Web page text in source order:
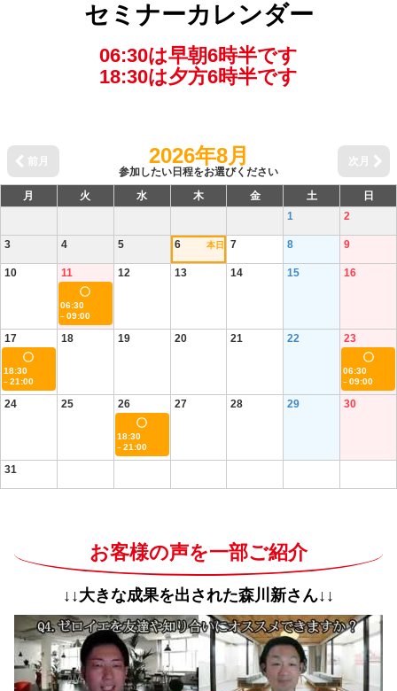
セミナーカレンダー
06:30は早朝6時半です
18:30は夕方6時半です
前月 2026年8月
参加したい日程をお選びください
次月
月 火 水 木 金 土
日
1
2
3 4 5 6 本日 7 8 9
10 11
06:30
~ 09:00
12 13 14 15 16
17
18:30
~ 21:00
18 19 20 21 22 23
06:30
~09:00
24 25 26
18:30
~ 21:00
27 28 29 30
31
お客様の声を一部ご紹介
↓↓大きな成果を出された森川新さん↓↓